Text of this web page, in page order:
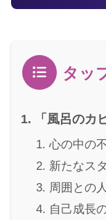
タッ
「風呂のカ
心の中の
新たなス
周囲との
自己成長